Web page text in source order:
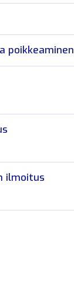
poikkeaminen
ilmoitus